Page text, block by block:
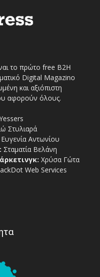
το πρώτο free Β2Η
Digital Magazino
και αξιόπιστη
αφορούν όλους.
Στυλιαρά
Ευγενία Αντωνίου
Σταματία Βελάνη
Χρύσα Γώτα
Web Services